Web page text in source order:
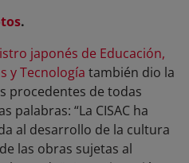
.
japonés de Educación,
y Tecnología también dio la
procedentes de todas
palabras: “La CISAC ha
al desarrollo de la cultura
las obras sujetas al